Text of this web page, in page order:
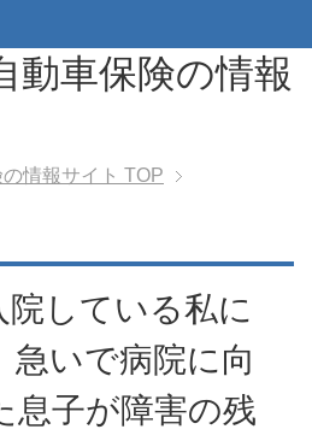
動車保険の情報
情報サイト TOP
院している私に
急いで病院に向
息子が障害の残